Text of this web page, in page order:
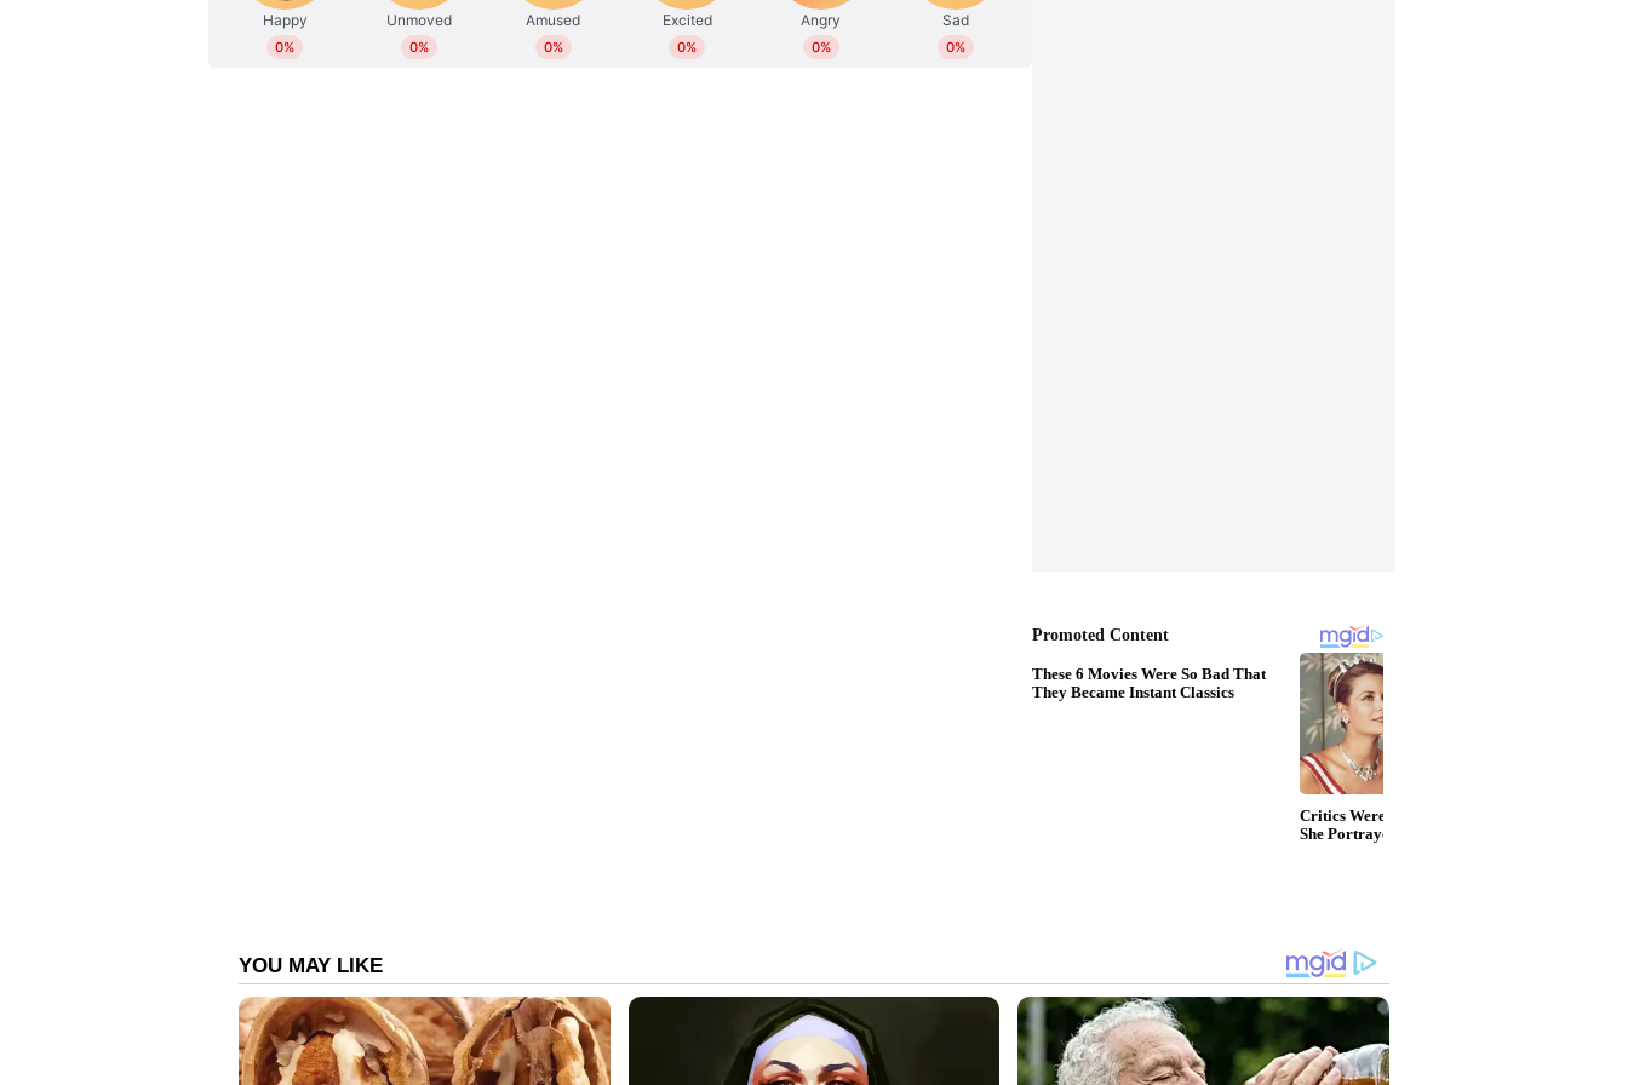
കമ്മിന്‍സിനെ (68 പന്തില്‍ 12) ഒരറ്റത്ത് നിര്‍ത്തി മാക്‌സി ഒറ്റയ്ക്ക് ജയിപ്പിച്ചു. 128 പന്ത്
അകമ്പടിയോടെയാണ് താരം 129 റണ്‍സെടുത്തത്. റാഷിദ് - സദ്രാന്‍ സഖ്യം 58 റണ്‍സ്
നേടി.
ശിഖര്‍ ധവാന്റെ സ്ഥാനം തെറിച്ചു! ആ നേട്ടം ഇനി അഫ്ഗാന്‍ താരം സദ്രാന്റെ